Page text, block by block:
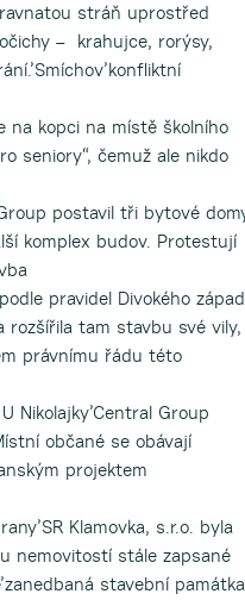
stráň uprostřed
– krahujce, rorýsy,
na kopci na místě školního
seniory“, čemuž ale nikdo
postavil tři bytové
komplex budov. Protestují
pravidel Divokého
rozšířila tam stavbu své vily,
právnímu řádu této
Nikolajky’Central Group
občané se obávají
projektem
Klamovka, s.r.o. byla
nemovitostí stále zapsané
stavební památka